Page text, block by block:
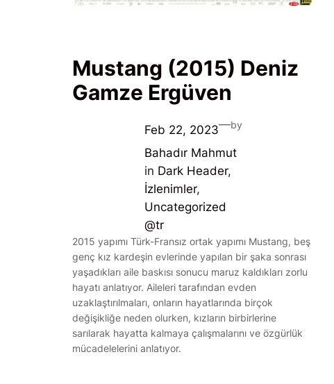
Mustang (2015) Deniz
Gamze Ergüven
Feb 22, 2023—by
Bahadır Mahmut
in Dark Header
İzlenimler
Uncategorized
@tr
2015 yapımı Türk-Fransız ortak yapımı Mustang, beş
genç kız kardeşin evlerinde yapılan bir şaka sonrası
yaşadıkları aile baskısı sonucu maruz kaldıkları zorlu
hayatı anlatıyor. Aileleri tarafından evden
uzaklaştırılmaları, onların hayatlarında birçok
değişikliğe neden olurken, kızların birbirlerine
sarılarak hayatta kalmaya çalışmalarını ve özgürlük
mücadelelerini anlatıyor.